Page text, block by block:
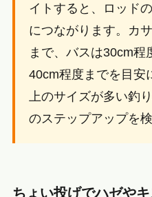
イトすると、ロッド
につながります。カ
まで、バスは30cm程
40cm程度までを目安
上のサイズが多い釣
のステップアップを
ちょい投げでハゼや